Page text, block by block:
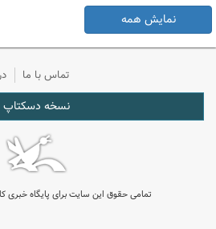
نمایش همه
تماس با ما
نسخه دسکتاپ
تمامی حقوق این سایت برای پایگاه خبری